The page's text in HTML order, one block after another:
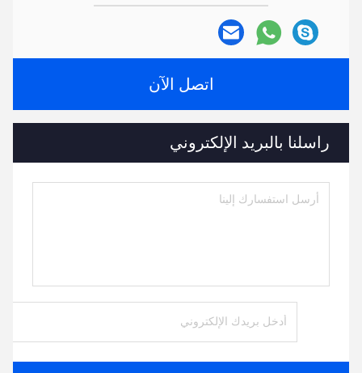
اتصل الآن
راسلنا بالبريد الإلكتروني